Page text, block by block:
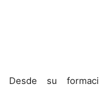
Desde su